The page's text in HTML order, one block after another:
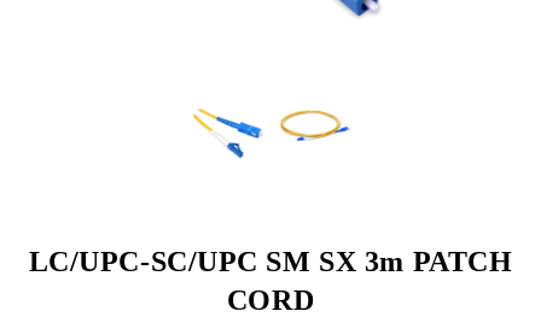
LC/UPC-SC/UPC SM SX 3m PATCH
CORD